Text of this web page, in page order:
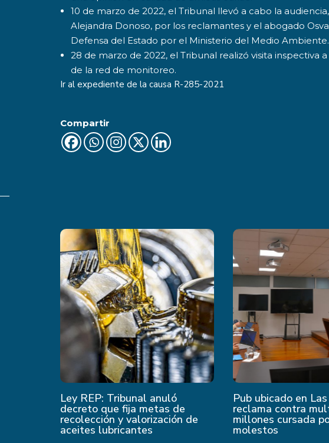
10 de marzo de 2022, el Tribunal llevó a cabo la
Alejandra Donoso, por los reclamantes y el abogado
Defensa del Estado por el Ministerio del Medio Ambiente.
28 de marzo de 2022, el Tribunal realizó visita inspectiva
de la red de monitoreo.
Ir al expediente de la causa R-285-2021
Compartir
Ley REP: Tribunal anuló
decreto que fija metas de
recolección y valorización de
aceites lubricantes
Pub ubicado en
reclama contra
millones cursada
molestos